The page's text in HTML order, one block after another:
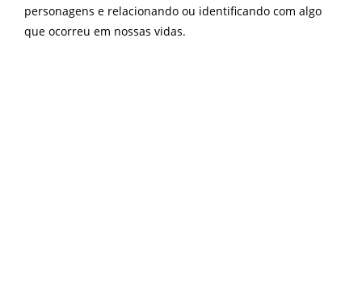
personagens e relacionando ou identificando com algo
que ocorreu em nossas vidas.